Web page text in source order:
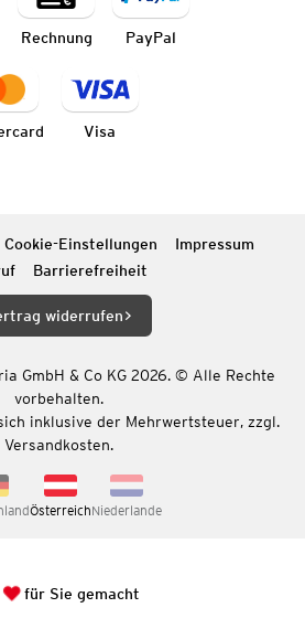
Rechnung PayPal
Visa
Cookie-Einstellungen
Impressum
Barrierefreiheit
widerrufen
GmbH & Co KG 2026. © Alle Rechte
vorbehalten.
inklusive der Mehrwertsteuer, zzgl.
Versandkosten.
ÖsterreichNiederlande
für Sie gemacht